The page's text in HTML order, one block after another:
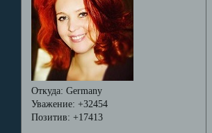
Откуда: Germany
Уважение: +32454
Позитив: +17413